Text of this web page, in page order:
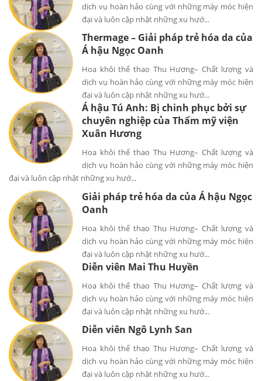
dịch vụ hoàn hảo cùng với những máy móc hiện
đại và luôn cập nhật những xu hướ...
Thermage – Giải pháp trẻ hóa da của
Á hậu Ngọc Oanh
Hoa khôi thể thao Thu Hương– Chất lượng và
dịch vụ hoàn hảo cùng với những máy móc hiện
đại và luôn cập nhật những xu hướ...
Á hậu Tú Anh: Bị chinh phục bởi sự
chuyên nghiệp của Thẩm mỹ viện
Xuân Hương
Hoa khôi thể thao Thu Hương– Chất lượng và
dịch vụ hoàn hảo cùng với những máy móc hiện
đại và luôn cập nhật những xu hướ...
Giải pháp trẻ hóa da của Á hậu Ngọc
Oanh
Hoa khôi thể thao Thu Hương– Chất lượng và
dịch vụ hoàn hảo cùng với những máy móc hiện
đại và luôn cập nhật những xu hướ...
Diễn viên Mai Thu Huyền
Hoa khôi thể thao Thu Hương– Chất lượng và
dịch vụ hoàn hảo cùng với những máy móc hiện
đại và luôn cập nhật những xu hướ...
Diễn viên Ngô Lynh San
Hoa khôi thể thao Thu Hương– Chất lượng và
dịch vụ hoàn hảo cùng với những máy móc hiện
đại và luôn cập nhật những xu hướ...